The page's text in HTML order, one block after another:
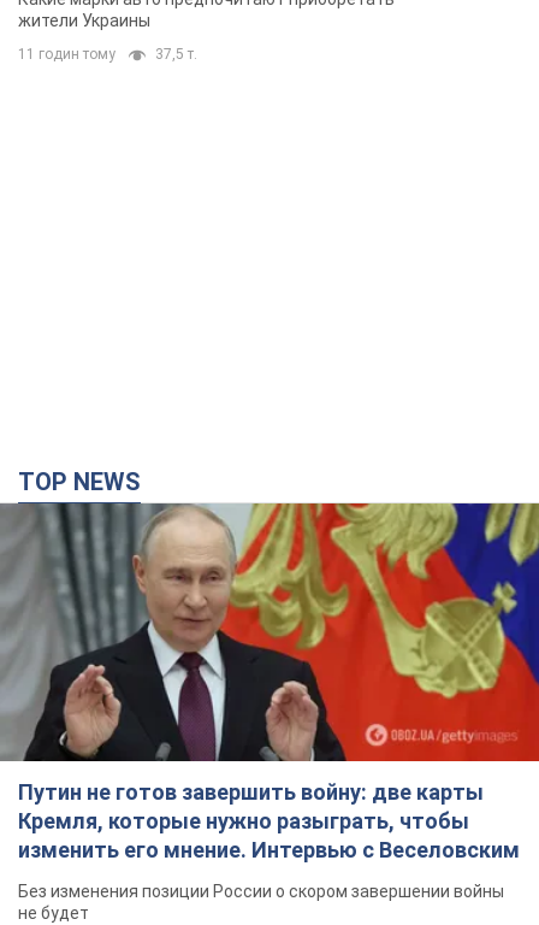
жители Украины
11 годин тому 37,5 т.
TOP NEWS
Путин не готов завершить войну: две карты
Кремля, которые нужно разыграть, чтобы
изменить его мнение. Интервью с Веселовским
Без изменения позиции России о скором завершении войны
не будет